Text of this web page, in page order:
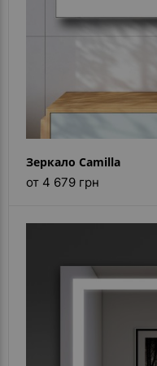
Зеркало Camilla
от 4 679 грн